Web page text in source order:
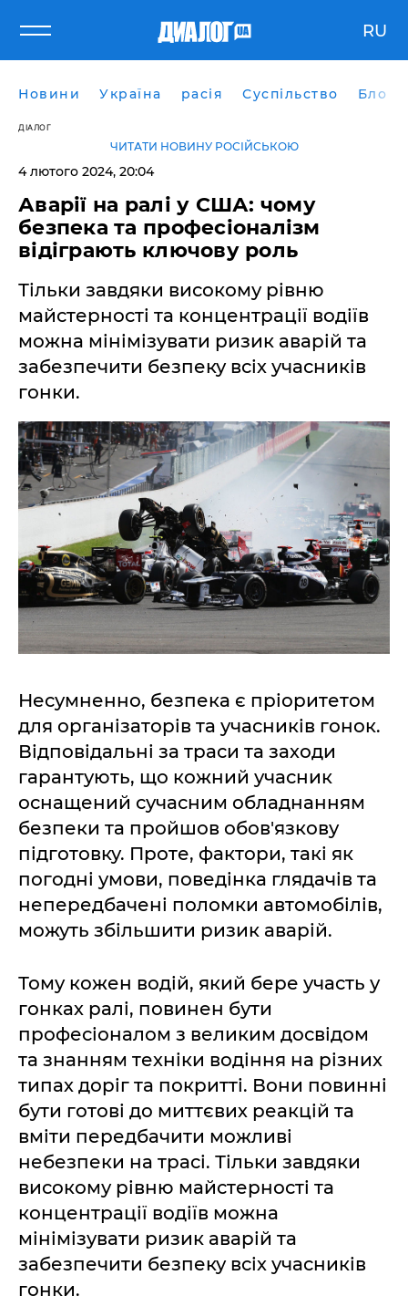
RU
Новини Україна расія Суспільство Блоги
ДІАЛОГ
ЧИТАТИ НОВИНУ РОСІЙСЬКОЮ
4 лютого 2024, 20:04
Аварії на ралі у США: чому
безпека та професіоналізм
відіграють ключову роль
Тільки завдяки високому рівню
майстерності та концентрації водіїв
можна мінімізувати ризик аварій та
забезпечити безпеку всіх учасників
гонки.
Несумненно, безпека є пріоритетом
для організаторів та учасників гонок.
Відповідальні за траси та заходи
гарантують, що кожний учасник
оснащений сучасним обладнанням
безпеки та пройшов обов'язкову
підготовку. Проте, фактори, такі як
погодні умови, поведінка глядачів та
непередбачені поломки автомобілів,
можуть збільшити ризик аварій.
Тому кожен водій, який бере участь у
гонках ралі, повинен бути
професіоналом з великим досвідом
та знанням техніки водіння на різних
типах доріг та покритті. Вони повинні
бути готові до миттєвих реакцій та
вміти передбачити можливі
небезпеки на трасі. Тільки завдяки
високому рівню майстерності та
концентрації водіїв можна
мінімізувати ризик аварій та
забезпечити безпеку всіх учасників
гонки.